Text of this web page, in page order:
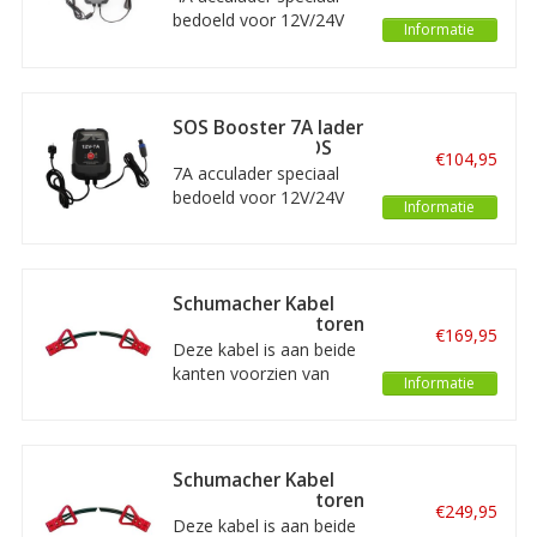
jumpstarters
bedoeld voor 12V/24V
voor uw SOS Booster
jumpstarter.
Informatie
SOS Booster 7A lader
speciaal voor SOS
Booster
jumpstarters
7A acculader speciaal
bedoeld voor 12V/24V
voor uw SOS Booster
jumpstarter.
€104,95
Informatie
Schumacher Kabel
met hulpconnectoren
- 2m x 50mm²
Deze kabel is aan beide
kanten voorzien van
sluiten op voertuigen en
machines die ook
uitgerust zijn met een
€169,95
Informatie
Schumacher Kabel
met hulpconnectoren
- 3m x 50mm²
Deze kabel is aan beide
€249,95